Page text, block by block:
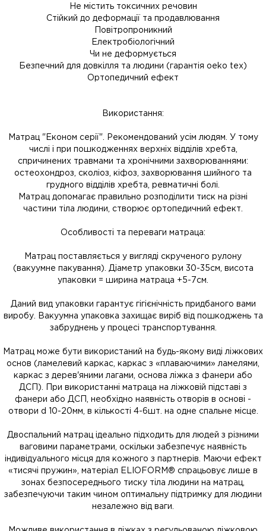
Не містить токсичних речовин
Стійкий до деформації та продавлювання
Повітропроникний
Електробіологічний
Чи не деформується
Безпечний для довкілля та людини (гарантія oeko tex)
Ортопедичний ефект
Використання:
Матрац "Економ серії". Рекомендований усім людям. У тому
числі і при пошкодженнях верхніх відділів хребта,
спричинених травмами та хронічними захворюваннями:
остеохондроз, сколіоз, кіфоз, захворювання шийного та
грудного відділів хребта, ревматичні болі.
Матрац допомагає правильно розподілити тиск на різні
частини тіла людини, створює ортопедичний ефект.
Особливості та переваги матраца:
Матрац поставляється у вигляді скрученого рулону
(вакуумне пакування). Діаметр упаковки 30-35см, висота
упаковки = ширина матраца +5-7см.
Даний вид упаковки гарантує гігієнічність придбаного вами
виробу. Вакуумна упаковка захищає виріб від пошкоджень та
забруднень у процесі транспортування.
Матрац може бути використаний на будь-якому виді ліжкових
основ (ламелевий каркас, каркас з «плаваючими» ламелями,
каркас з дерев'яними лагами, основа ліжка з фанери або
ДСП). При використанні матраца на ліжковій підставі з
фанери або ДСП, необхідно наявність отворів в основі -
отвори d 10-20мм, в кількості 4-6шт. на одне спальне місце.
Двоспальний матрац ідеально підходить для людей з різними
ваговими параметрами, оскільки забезпечує наявність
індивідуального місця для кожного з партнерів. Маючи ефект
«тисячі пружин», матеріал ELIOFORM® спрацьовує лише в
зонах безпосереднього тиску тіла людини на матрац,
забезпечуючи таким чином оптимальну підтримку для людини
незалежно від ваги.